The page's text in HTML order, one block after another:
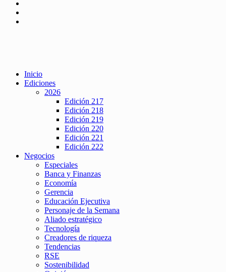
Inicio
Ediciones
2026
Edición 217
Edición 218
Edición 219
Edición 220
Edición 221
Edición 222
Negocios
Especiales
Banca y Finanzas
Economía
Gerencia
Educación Ejecutiva
Personaje de la Semana
Aliado estratégico
Tecnología
Creadores de riqueza
Tendencias
RSE
Sostenibilidad